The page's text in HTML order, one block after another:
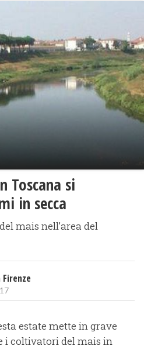
Toscana si
in secca
mais nell’area del
Firenze
estate mette in grave
i coltivatori del mais in